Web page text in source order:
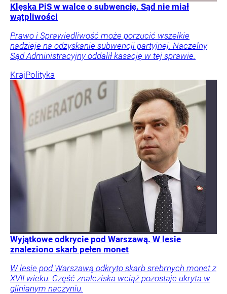
Klęska PiS w walce o subwencję. Sąd nie miał
wątpliwości
Prawo i Sprawiedliwość może porzucić wszelkie
nadzieje na odzyskanie subwencji partyjnej. Naczelny
Sąd Administracyjny oddalił kasację w tej sprawie.
KrajPolityka
Wyjątkowe odkrycie pod Warszawą. W lesie
znaleziono skarb pełen monet
W lesie pod Warszawą odkryto skarb srebrnych monet z
XVII wieku. Część znaleziska wciąż pozostaje ukryta w
glinianym naczyniu.